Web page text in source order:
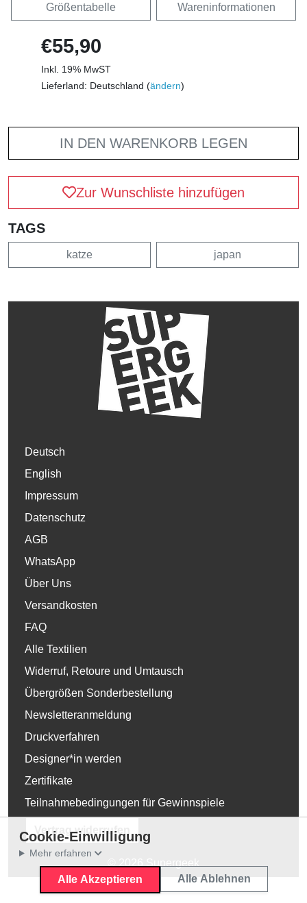
Größentabelle Wareninformationen
€55,90
Inkl. 19% MwST
Lieferland: Deutschland (ändern)
IN DEN WARENKORB LEGEN
Zur Wunschliste hinzufügen
TAGS
katze japan
Deutsch
English
Impressum
Datenschutz
AGB
WhatsApp
Über Uns
Versandkosten
FAQ
Alle Textilien
Widerruf, Retoure und Umtausch
Übergrößen Sonderbestellung
Newsletteranmeldung
Druckverfahren
Designer*in werden
Zertifikate
Teilnahmebedingungen für Gewinnspiele
Vertrag widerrufen
Cookie-Einwilligung
Mehr erfahren
Alle Akzeptieren Alle Ablehnen